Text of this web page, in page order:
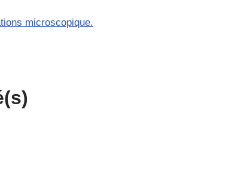
microscopique.